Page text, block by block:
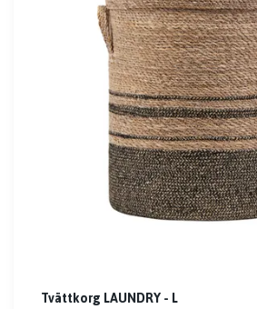
Tvättkorg LAUNDRY - L